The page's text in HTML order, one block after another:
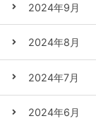
2024年9月
2024年8月
2024年7月
2024年6月